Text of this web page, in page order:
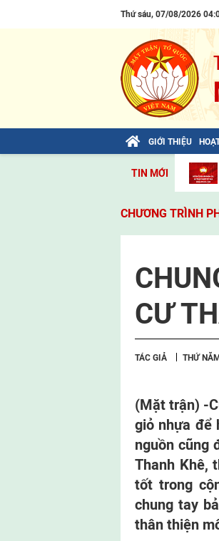
Thứ sáu, 07/08/2026
GIỚI THIỆU
TIN MỚI
Bài viết của Tổng Bí thư Tô Lâm: TIẾN
viện
CHƯƠNG TRÌNH
CƯ
TÁC GIẢ THỨ
(Mặt trận) -
giỏ nhựa để
nguồn cũng
Thanh Khê,
tốt trong
chung tay
thân thiện